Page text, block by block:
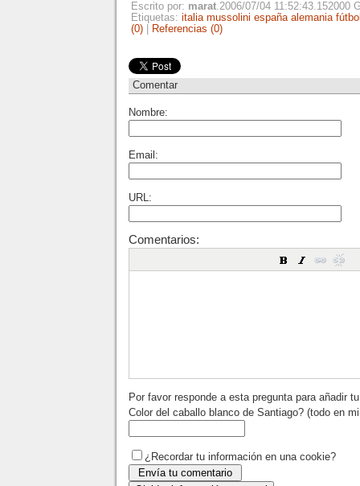
Escrito por: marat.2006/07/04 11:52:43.152000
Etiquetas: italia mussolini españa alemania
(0)
Referencias (0)
Comentar
Nombre:
Email:
URL:
Comentarios:
Por favor responde a esta pregunta para añadir
Color del caballo blanco de Santiago? (todo en
¿Recordar tu información en una cookie?